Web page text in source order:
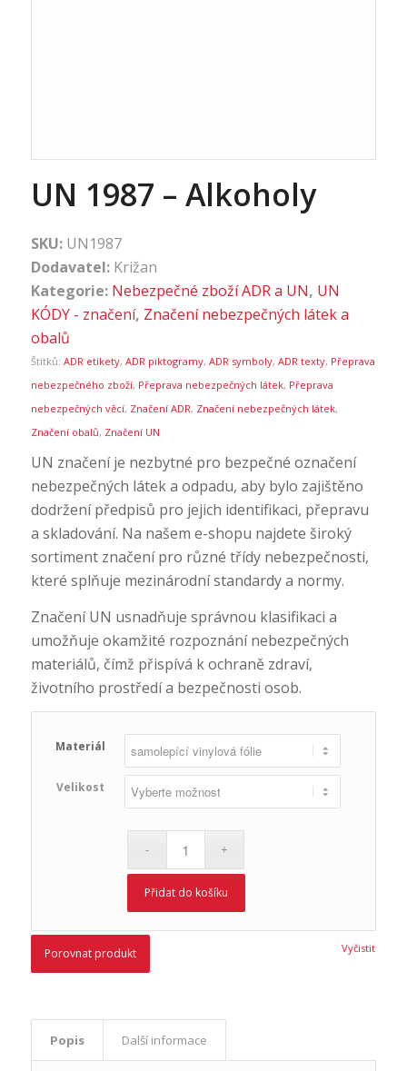
UN 1987 – Alkoholy
SKU: UN1987
Dodavatel: Križan
Kategorie: Nebezpečné zboží ADR a UN, UN
KÓDY - značení, Značení nebezpečných látek a
obalů
Štítků: ADR etikety, ADR piktogramy, ADR symboly, ADR texty, Přeprava
nebezpečného zboží, Přeprava nebezpečných látek, Přeprava
nebezpečných věcí, Značení ADR, Značení nebezpečných látek,
Značení obalů, Značení UN
UN značení je nezbytné pro bezpečné označení
nebezpečných látek a odpadu, aby bylo zajištěno
dodržení předpisů pro jejich identifikaci, přepravu
a skladování. Na našem e-shopu najdete široký
sortiment značení pro různé třídy nebezpečnosti,
které splňuje mezinárodní standardy a normy.
Značení UN usnadňuje správnou klasifikaci a
umožňuje okamžité rozpoznání nebezpečných
materiálů, čímž přispívá k ochraně zdraví,
životního prostředí a bezpečnosti osob.
Materiál
Velikost
Vyčistit
Přidat do košíku
Porovnat produkt
Popis Další informace